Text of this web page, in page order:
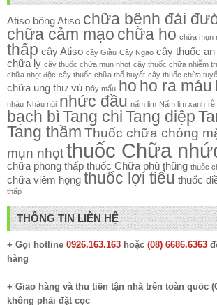
Atiso bông Atiso chữa bệnh đái
chữa cảm mạo chữa ho chữa mụn
thấp cây Atiso cây Giầu Cây Ngao cây thuốc an
chữa lỵ cây thuốc chữa mụn nhọt cây thuốc chữa nhiễm
chữa nhọt độc cây thuốc chữa thổ huyết cây thuốc chữa
chữa ung thư vú Dây mấu ho ho ra máu
nhàu Nhàu núi nhức đầu nấm lim Nấm lim xanh rễ
bạch bì Tang chi Tang diệp
Tang thầm Thuốc chữa chóng
mụn nhọtthuốc Chữa
chữa phong thấp thuốc Chữa phù thũng thuốc
chữa viêm họng thuốc lợi tiểu thuốc
thấp
THÔNG TIN LIÊN HỆ
+ Gọi hotline 0926.163.163 hoặc (08) 6686.6363
hàng
+ Giao hàng và thu tiền tận nhà trên toàn quốc
không phải đặt cọc